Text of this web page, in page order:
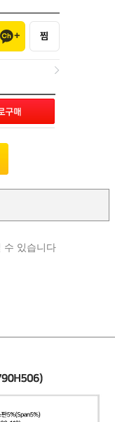
수 있습니다